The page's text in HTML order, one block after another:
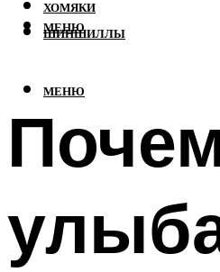
ХОМЯКИ
ШИНШИЛЛЫ
МЕНЮ
МЕНЮ